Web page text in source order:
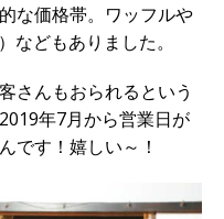
な価格帯。ワッフルや
などもありました。
さんもおられるという
年7月から営業日が
です！嬉しい～！